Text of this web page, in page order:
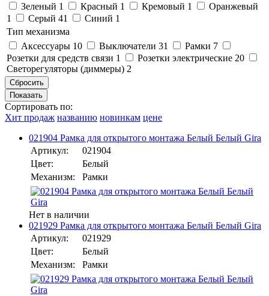
Зеленый 1 Красный 1 Кремовый 1
Оранжевый
1
Серый 41 Синий 1
Тип механизма
Аксессуары 10 Выключатели 31 Рамки 7
Розетки для средств связи 1 Розетки электрические 20
Светорегуляторы (диммеры) 2
Сортировать по:
Хит продаж названию новинкам цене
021904 Рамка для открытого монтажа Белый Белый Gira
Артикул:
021904
Цвет:
Белый
Механизм:
Рамки
Нет в наличии
021929 Рамка для открытого монтажа Белый Белый Gira
Артикул:
021929
Цвет:
Белый
Механизм:
Рамки